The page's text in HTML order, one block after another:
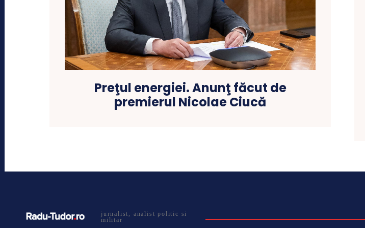
Preţul energiei. Anunţ făcut de
premierul Nicolae Ciucă
jurnalist, analist politic si
militar